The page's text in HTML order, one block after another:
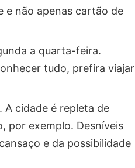
e não apenas cartão de
a quarta-feira.
tudo, prefira viajar
cidade é repleta de
por exemplo. Desníveis
e da possibilidade